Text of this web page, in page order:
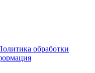
обработки